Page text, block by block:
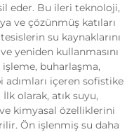
eder. Bu ileri teknoloji,
ve çözünmüş katıları
su kaynaklarını
yeniden kullanmasını
buharlaşma,
adımları içeren sofistike
olarak, atık suyu,
kimyasal özelliklerini
Ön işlenmiş su daha